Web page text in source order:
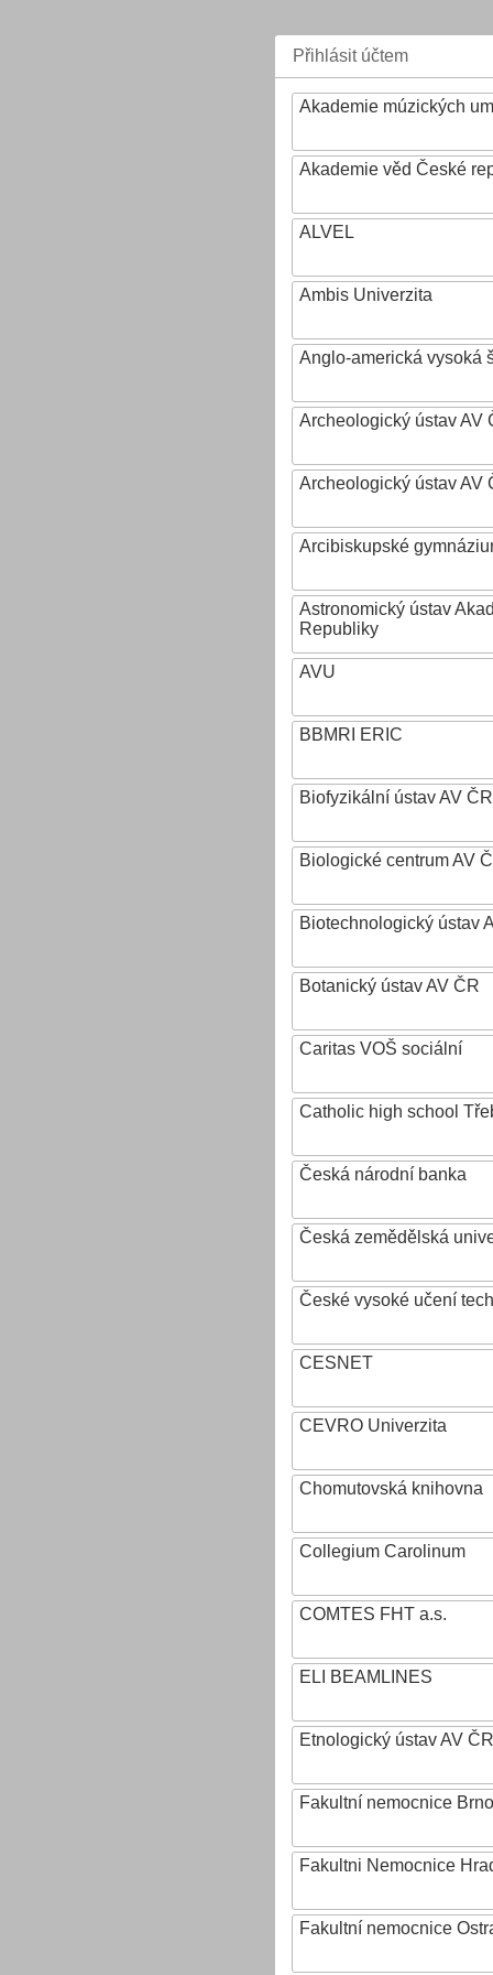
Přihlásit účtem
Akademie múzických
Akademie věd České
ALVEL
Ambis Univerzita
Anglo-americká vysoká
Archeologický ústav AV
Archeologický ústav AV
Arcibiskupské
Astronomický ústav
Republiky
AVU
BBMRI ERIC
Biofyzikální ústav AV ČR
Biologické centrum AV
Biotechnologický ústav
Botanický ústav AV ČR
Caritas VOŠ sociální
Catholic high school
Česká národní banka
Česká zemědělská
České vysoké učení
CESNET
CEVRO Univerzita
Chomutovská knihovna
Collegium Carolinum
COMTES FHT a.s.
ELI BEAMLINES
Etnologický ústav AV
Fakultní nemocnice Brno
Fakultni Nemocnice
Fakultní nemocnice